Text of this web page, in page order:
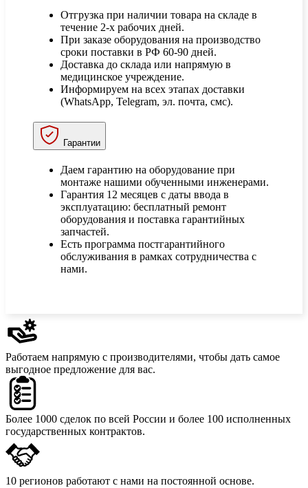
Отгрузка при наличии товара на складе в
течение 2-х рабочих дней.
При заказе оборудования на производство
сроки поставки в РФ 60-90 дней.
Доставка до склада или напрямую в
медицинское учреждение.
Информируем на всех этапах доставки
(WhatsApp, Telegram, эл. почта, смс).
Гарантии
Даем гарантию на оборудование при
монтаже нашими обученными инженерами.
Гарантия 12 месяцев с даты ввода в
эксплуатацию: бесплатный ремонт
оборудования и поставка гарантийных
запчастей.
Есть программа постгарантийного
обслуживания в рамках сотрудничества с
нами.
Работаем напрямую с производителями, чтобы дать самое
выгодное предложение для вас.
Более 1000 сделок по всей России и более 100 исполненных
государственных контрактов.
10 регионов работают с нами на постоянной основе.